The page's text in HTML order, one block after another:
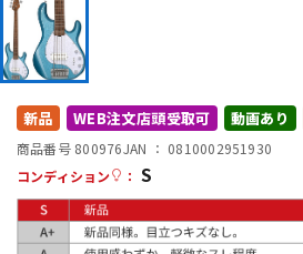
配信/ライブ機器
中古
新品 WEB注文店頭受取可 動画あり
商品番号 800976JAN ： 0810002951930
コンディション
： S